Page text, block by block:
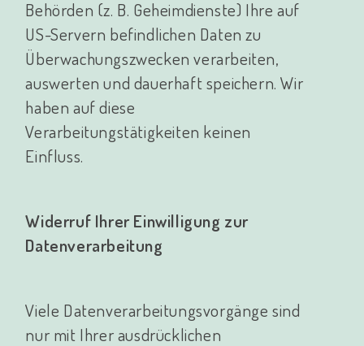
Behörden (z. B. Geheimdienste) Ihre auf
US-Servern befindlichen Daten zu
Überwachungszwecken verarbeiten,
auswerten und dauerhaft speichern. Wir
haben auf diese
Verarbeitungstätigkeiten keinen
Einfluss.
Widerruf Ihrer Einwilligung zur
Datenverarbeitung
Viele Datenverarbeitungsvorgänge sind
nur mit Ihrer ausdrücklichen